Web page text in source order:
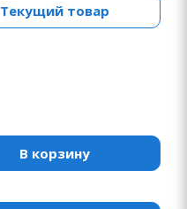
Текущий товар
В корзину